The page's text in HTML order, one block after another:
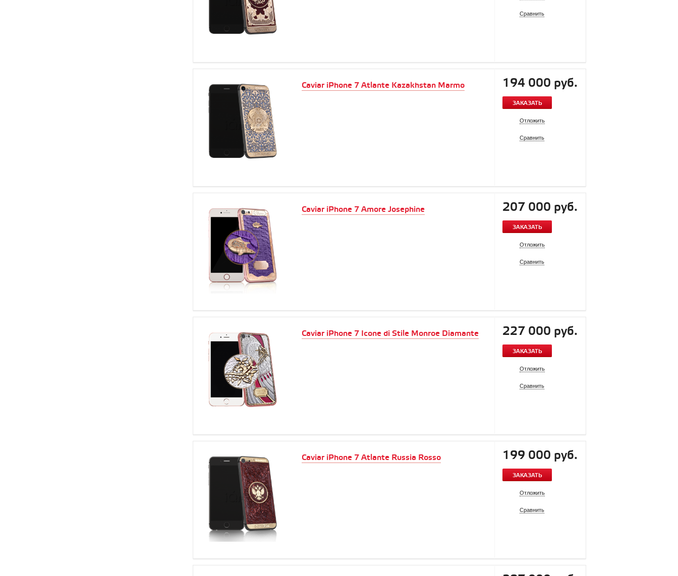
Сравнить
Caviar iPhone 7 Atlante Kazakhstan Marmo 194 000 руб.
ЗАКАЗАТЬ
Отложить
Сравнить
Caviar iPhone 7 Amore Josephine 207 000 руб.
ЗАКАЗАТЬ
Отложить
Сравнить
Caviar iPhone 7 Icone di Stile Monroe Diamante 227 000 руб.
ЗАКАЗАТЬ
Отложить
Сравнить
Caviar iPhone 7 Atlante Russia Rosso 199 000 руб.
ЗАКАЗАТЬ
Отложить
Сравнить